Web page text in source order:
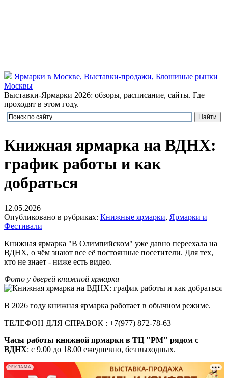
Ярмарки в Москве, Выставки-продажи, Блошиные рынки
Москвы
Выставки-Ярмарки 2026: обзоры, расписание, сайты. Где
проходят в этом году.
Книжная ярмарка на ВДНХ:
график работы и как
добраться
12.05.2026
Опубликовано в рубриках: Книжные ярмарки, Ярмарки и
Фестивали
Книжная ярмарка "В Олимпийском" уже давно переехала на
ВДНХ, о чём знают все её постоянные посетители. Для тех,
кто не знает - ниже есть видео.
Фото у дверей книжной ярмарки
В 2026 году книжная ярмарка работает в обычном режиме.
ТЕЛЕФОН ДЛЯ СПРАВОК : +7(977) 872-78-63
Часы работы книжной ярмарки в ТЦ "РМ" рядом с
ВДНХ: с 9.00 до 18.00 ежедневно, без выходных.
РЕКЛАМА